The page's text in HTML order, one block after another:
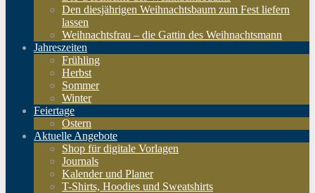
Den diesjährigen Weihnachtsbaum zum Fest liefern
lassen
Weihnachtsfrau – die Gattin des Weihnachtsmann
Jahreszeiten
Frühling
Herbst
Sommer
Winter
Feiertage
Ostern
Aktuelle Angebote
Shop für digitale Vorlagen
Journals
Kalender und Planer
T-Shirts, Hoodies und Sweatshirts